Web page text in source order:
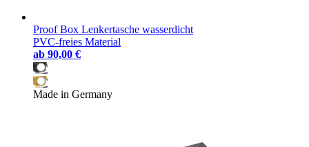
Proof Box Lenkertasche wasserdicht
PVC-freies Material
ab 90,00 €
Made in Germany